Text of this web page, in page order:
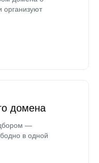
организуют
домена
—
в одной